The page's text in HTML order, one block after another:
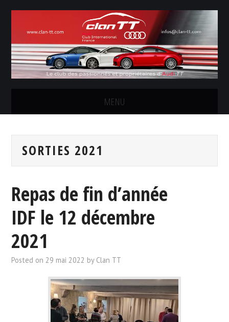
MENU
LES SORTIES
FORUM
NOUS CONTACTER
NEWSLETTER
SORTIES 2021
Repas de fin d’année
IDF le 12 décembre
2021
Posted on29 mai 2022 by Clan TT